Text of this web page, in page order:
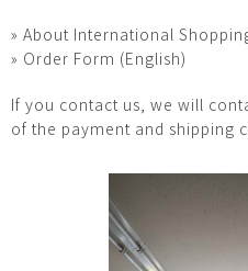
» About International
» Order Form (English)
If you contact us, we will
of the payment and shipping